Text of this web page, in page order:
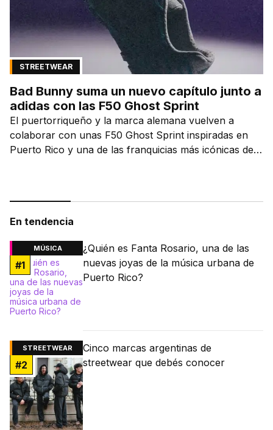
STREETWEAR
Bad Bunny suma un nuevo capítulo junto a
adidas con las F50 Ghost Sprint
El puertorriqueño y la marca alemana vuelven a
colaborar con unas F50 Ghost Sprint inspiradas en
Puerto Rico y una de las franquicias más icónicas del
En tendencia
MÚSICA
#1
¿Quién es Fanta Rosario, una de las
nuevas joyas de la música urbana de
Puerto Rico?
STREETWEAR
#2
Cinco marcas argentinas de
streetwear que debés conocer